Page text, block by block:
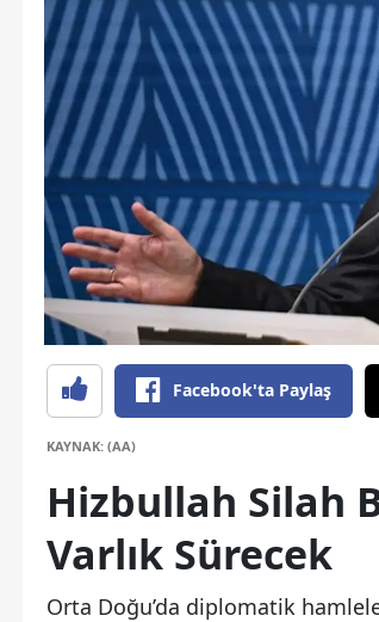
Facebook'ta Paylaş
KAYNAK: (AA)
Hizbullah Silah
Varlık Sürecek
Orta Doğu’da diplomatik